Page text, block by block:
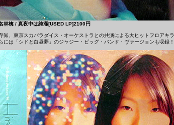
林檎 / 真夜中は純潔[USED LP]2100円
知、東京スカパラダイス・オーケストラとの共演による大ヒットフロアキラ
には「シドと白昼夢」のジャジー・ビッグ・バンド・ヴァージョンも収録！